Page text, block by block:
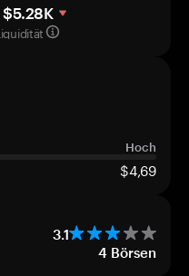
$5.28K
Hoch
$4,69
3.1
4 Börsen